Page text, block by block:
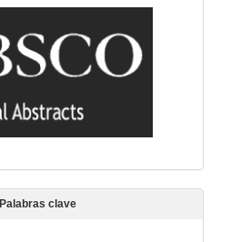
Palabras clave